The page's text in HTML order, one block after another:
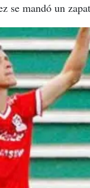
se mandó un